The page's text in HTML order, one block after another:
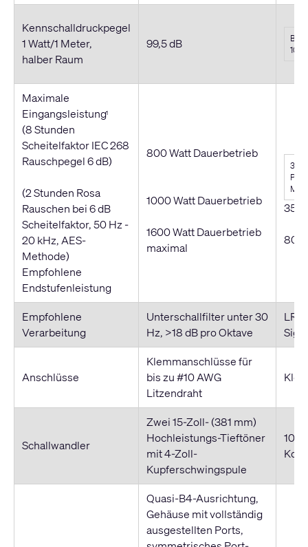
Kennschalldruckpegel
1 Watt/1 Meter,
halber Raum
99,5 dB
Bi-
105
Maximale
Eingangsleistung1
(8 Stunden
Scheitelfaktor IEC 268
Rauschpegel 6 dB)
(2 Stunden Rosa
Rauschen bei 6 dB
Scheitelfaktor, 50 Hz -
20 kHz, AES-
Methode)
Empfohlene
Endstufenleistung
800 Watt Dauerbetrieb
1000 Watt Dauerbetrieb
1600 Watt Dauerbetrieb
maximal
350
350
800
Empfohlene
Verarbeitung
Unterschallfilter unter 30
Hz, >18 dB pro Oktave
LR-
Anschlüsse
Klemmanschlüsse für
bis zu #10 AWG
Litzendraht
Schallwandler
Zwei 15-Zoll- (381 mm)
Hochleistungs-Tieftöner
mit 4-Zoll-
Kupferschwingspule
10-
Quasi-B4-Ausrichtung,
Gehäuse mit vollständig
ausgestellten Ports,